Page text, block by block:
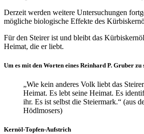
Derzeit werden weitere Untersuchungen
mögliche biologische Effekte des
Für den Steirer ist und bleibt das
Heimat, die er liebt.
Um es mit den Worten eines Reinhard P. Gruber zu
„Wie kein anderes Volk liebt das
Heimat. Es lebt seine Heimat. Es
ihr. Es ist selbst die Steiermark.“ (aus
Hödlmosers)
Kernöl-Topfen-Aufstrich